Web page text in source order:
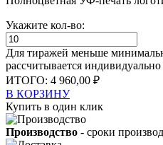
Укажите кол-во:
Для тиражей меньше
рассчитывается индивидуально
ИТОГО: 4 960,00 ₽
В КОРЗИНУ
Купить в один клик
Производство - сроки